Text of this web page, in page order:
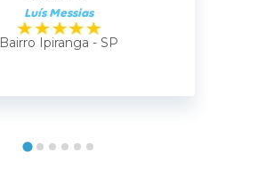
Luís Messias
Bairro Ipiranga - SP